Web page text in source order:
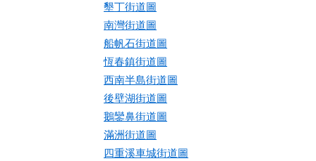
墾丁街道圖
南灣街道圖
船帆石街道圖
恆春鎮街道圖
西南半島街道圖
後壁湖街道圖
鵝鑾鼻街道圖
滿洲街道圖
四重溪車城街道圖